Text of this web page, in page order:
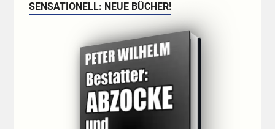
SENSATIONELL: NEUE BÜCHER!